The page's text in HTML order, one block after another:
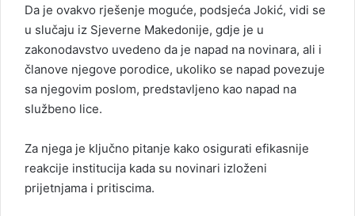
Da je ovakvo rješenje moguće, podsjeća Jokić, vidi se
u slučaju iz Sjeverne Makedonije, gdje je u
zakonodavstvo uvedeno da je napad na novinara, ali i
članove njegove porodice, ukoliko se napad povezuje
sa njegovim poslom, predstavljeno kao napad na
službeno lice.
Za njega je ključno pitanje kako osigurati efikasnije
reakcije institucija kada su novinari izloženi
prijetnjama i pritiscima.